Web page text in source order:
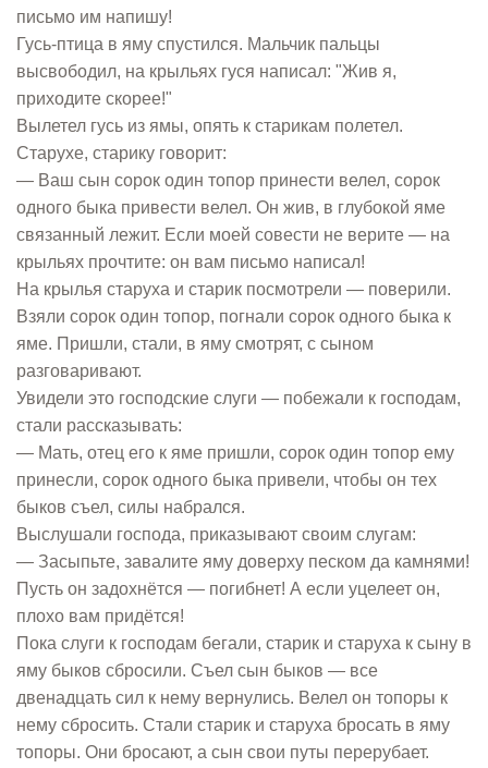
письмо им напишу!
Гусь-птица в яму спустился. Мальчик пальцы
высвободил, на крыльях гуся написал: "Жив я,
приходите скорее!"
Вылетел гусь из ямы, опять к старикам полетел.
Старухе, старику говорит:
— Ваш сын сорок один топор принести велел, сорок
одного быка привести велел. Он жив, в глубокой яме
связанный лежит. Если моей совести не верите — на
крыльях прочтите: он вам письмо написал!
На крылья старуха и старик посмотрели — поверили.
Взяли сорок один топор, погнали сорок одного быка к
яме. Пришли, стали, в яму смотрят, с сыном
разговаривают.
Увидели это господские слуги — побежали к господам,
стали рассказывать:
— Мать, отец его к яме пришли, сорок один топор ему
принесли, сорок одного быка привели, чтобы он тех
быков съел, силы набрался.
Выслушали господа, приказывают своим слугам:
— Засыпьте, завалите яму доверху песком да камнями!
Пусть он задохнётся — погибнет! А если уцелеет он,
плохо вам придётся!
Пока слуги к господам бегали, старик и старуха к сыну в
яму быков сбросили. Съел сын быков — все
двенадцать сил к нему вернулись. Велел он топоры к
нему сбросить. Стали старик и старуха бросать в яму
топоры. Они бросают, а сын свои путы перерубает.